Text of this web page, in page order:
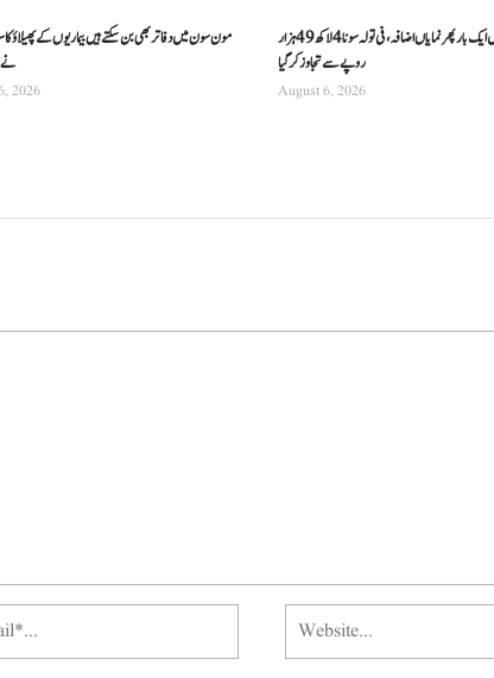
مون سون میں دفاتر بھی بن سکتے ہیں بیماریوں کے پھیلاؤ
نے
2026
سونے کی قیمت میں ایک بار پھر نمایاں اضافہ، فی تولہ سونا 4 لاکھ 49 ہزار
روپے سے تجاوز کرگیا
August 6, 2026